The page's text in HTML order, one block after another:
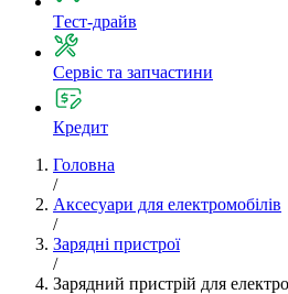
Tест-драйв
Сервіс та запчастини
Кредит
Головна
/
Аксесуари для електромобілів
/
Зарядні пристрої
/
Зарядний пристрій для